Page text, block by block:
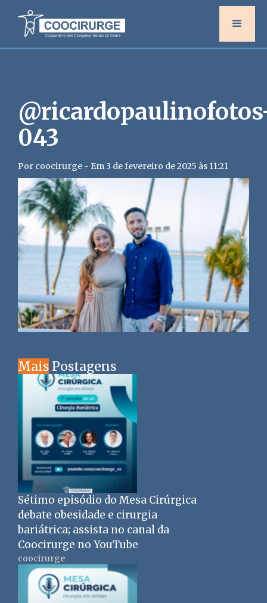
043
Por coocirurge - Em 3 de fevereiro de 2025 às 11:21
Mais Postagens
Sétimo episódio do Mesa Cirúrgica
debate obesidade e cirurgia
bariátrica; assista no canal da
Coocirurge no YouTube
coocirurge